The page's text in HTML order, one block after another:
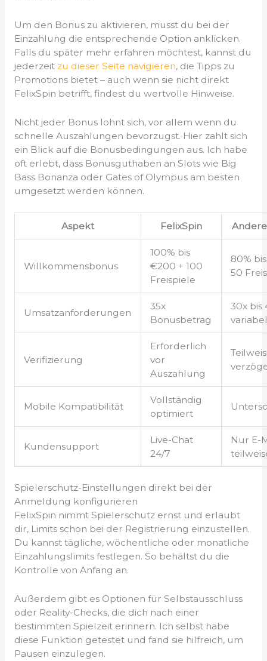
Um den Bonus zu aktivieren, musst du bei der
Einzahlung die entsprechende Option anklicken.
Falls du später mehr erfahren möchtest, kannst du
jederzeit zu dieser Seite navigieren, die Tipps zu
Promotions bietet – auch wenn sie nicht direkt
FelixSpin betrifft, findest du wertvolle Hinweise.
Nicht jeder Bonus lohnt sich, vor allem wenn du
schnelle Auszahlungen bevorzugst. Hier zahlt sich
ein Blick auf die Bonusbedingungen aus. Ich habe
oft erlebt, dass Bonusguthaben an Slots wie Big
Bass Bonanza oder Gates of Olympus am besten
umgesetzt werden können.
Aspekt FelixSpin Andere
Willkommensbonus
100% bis
€200 + 100
Freispiele
80%
50
Umsatzanforderungen
35x
Bonusbetrag
30x bis
Verifizierung
Erforderlich
vor
Auszahlung
Mobile Kompatibilität
Vollständig
optimiert
Kundensupport
Live-Chat
24/7
Nur E-
Spielerschutz-Einstellungen direkt bei der
Anmeldung konfigurieren
FelixSpin nimmt Spielerschutz ernst und erlaubt
dir, Limits schon bei der Registrierung einzustellen.
Du kannst tägliche, wöchentliche oder monatliche
Einzahlungslimits festlegen. So behältst du die
Kontrolle von Anfang an.
Außerdem gibt es Optionen für Selbstausschluss
oder Reality-Checks, die dich nach einer
bestimmten Spielzeit erinnern. Ich selbst habe
diese Funktion getestet und fand sie hilfreich, um
Pausen einzulegen.